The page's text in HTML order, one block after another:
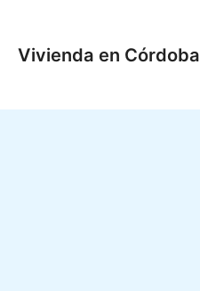
contenido
Vivienda en Córdoba